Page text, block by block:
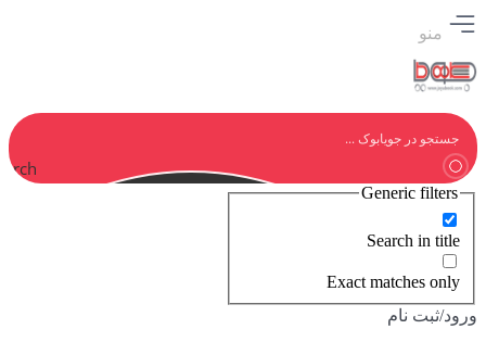
منو
Generic filters
Search in title
Exact matches only
ورود/ثبت نام